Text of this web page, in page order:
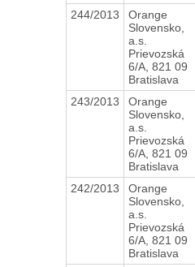
244/2013
Orange
Slovensko,
a.s.
Prievozská
6/A, 821 09
Bratislava
243/2013
Orange
Slovensko,
a.s.
Prievozská
6/A, 821 09
Bratislava
242/2013
Orange
Slovensko,
a.s.
Prievozská
6/A, 821 09
Bratislava